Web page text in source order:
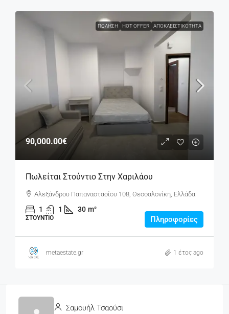
ΠΏΛΗΣΗ HOT OFFER ΑΠΟΚΛΕΙΣΤΙΚΌΤΗΤΑ
90,000.00€
Πωλείται Στούντιο Στην Χαριλάου
Αλεξάνδρου Παπαναστασίου 108, Θεσσαλονίκη, Ελλάδα
1 1 30 m²
ΣΤΟΎΝΤΙΟ Πληροφορίες
metaestate.gr 1 έτος ago
Σαμουήλ Τσαούσι